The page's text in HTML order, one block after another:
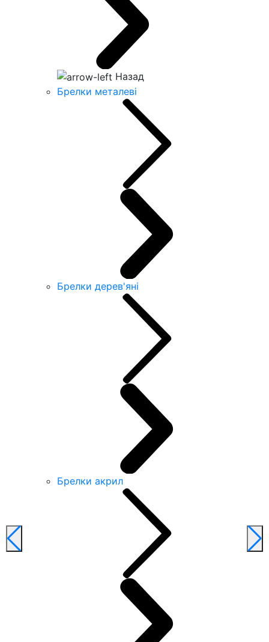
Назад
Брелки металеві
Брелки дерев'яні
Брелки акрил